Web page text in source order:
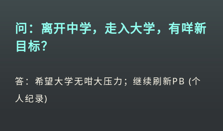
问：离开中学，走入大学，有咩新
目标？
答：希望大学无咁大压力；继续刷新PB (个
人纪录)